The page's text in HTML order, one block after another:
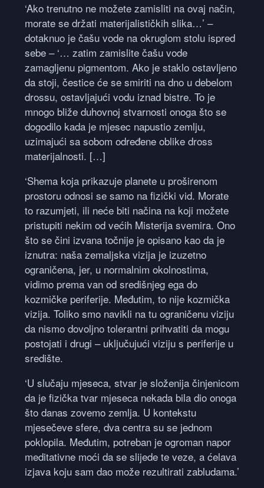
‘Ako trenutno ne možete zamisliti na ovaj način,
morate se držati materijalističkih slika…’ –
dotaknuo je čašu vode na okruglom stolu ispred
sebe – ‘… zatim zamislite čašu vode
zamagljenu pigmentom. Ako je staklo ostavljeno
da stoji, čestice će se smiriti na dno u debelom
drossu, ostavljajući vodu iznad bistre. To je
mnogo bliže duhovnoj stvarnosti onoga što se
dogodilo kada je mjesec napustio zemlju,
uzimajući sa sobom određene oblike dross
materijalnosti. […]
‘Shema koja prikazuje planete u proširenom
prostoru odnosi se samo na fizički vid. Morate
to razumjeti, ili neće biti načina na koji možete
pristupiti nekim od većih Misterija svemira. Ono
što se čini izvana točnije je opisano kao da je
iznutra: naša zemaljska vizija je izuzetno
ograničena, jer, u normalnim okolnostima,
vidimo prema van od središnjeg ega do
kozmičke periferije. Međutim, to nije kozmička
vizija. Toliko smo navikli na tu ograničenu viziju
da nismo dovoljno tolerantni prihvatiti da mogu
postojati i drugi – uključujući viziju s periferije u
središte.
‘U slučaju mjeseca, stvar je složenija činjenicom
da je fizička tvar mjeseca nekada bila dio onoga
što danas zovemo zemlja. U kontekstu
mjesečeve sfere, dva centra su se jednom
poklopila. Međutim, potreban je ogroman napor
meditativne moći da se slijede te veze, a ćelava
izjava koju sam dao može rezultirati zabludama.’